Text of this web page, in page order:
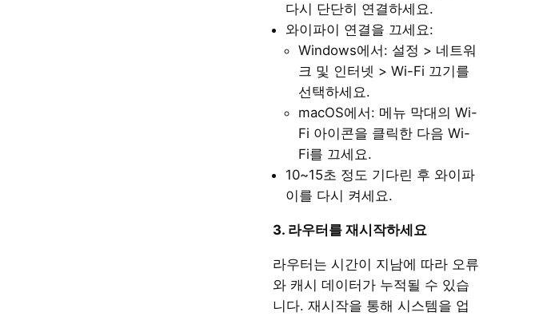
다시 단단히 연결하세요.
와이파이 연결을 끄세요:
Windows에서: 설정 > 네트워
크 및 인터넷 > Wi-Fi 끄기를
선택하세요.
macOS에서: 메뉴 막대의 Wi-
Fi 아이콘을 클릭한 다음 Wi-
Fi를 끄세요.
10~15초 정도 기다린 후 와이파
이를 다시 켜세요.
3. 라우터를 재시작하세요
라우터는 시간이 지남에 따라 오류
와 캐시 데이터가 누적될 수 있습
니다. 재시작을 통해 시스템을 업